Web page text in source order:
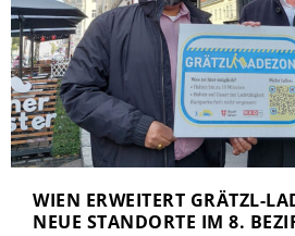
WIEN ERWEITERT GRÄTZL-
NEUE STANDORTE IM 8.